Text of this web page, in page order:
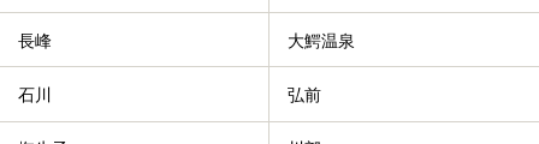
長峰 大鰐温泉
石川 弘前